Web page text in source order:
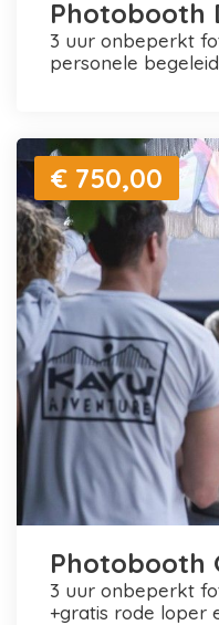
Photobooth
3 uur onbeperkt foto's maken en printen +
personele
€ 750,00
Photobooth
3 uur onbeperkt foto's maken en printen
+gratis rode loper